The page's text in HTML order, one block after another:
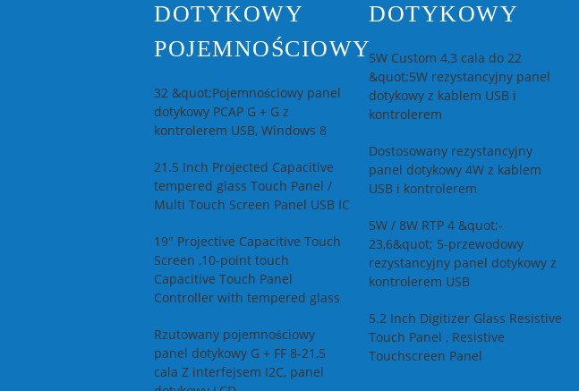
DOTYKOWY
POJEMNOŚCIOWY
32 &quot;Pojemnościowy panel
dotykowy PCAP G + G z
kontrolerem USB, Windows 8
21.5 Inch Projected Capacitive
tempered glass Touch Panel /
Multi Touch Screen Panel USB IC
19" Projective Capacitive Touch
Screen ,10-point touch
Capacitive Touch Panel
Controller with tempered glass
Rzutowany pojemnościowy
panel dotykowy G + FF 8-21,5
cala Z interfejsem I2C, panel
DOTYKOWY
5W Custom 4,3 cala do 22
&quot;5W rezystancyjny panel
dotykowy z kablem USB i
kontrolerem
Dostosowany rezystancyjny
panel dotykowy 4W z kablem
USB i kontrolerem
5W / 8W RTP 4 &quot;-
23,6&quot; 5-przewodowy
rezystancyjny panel dotykowy z
kontrolerem USB
5.2 Inch Digitizer Glass Resistive
Touch Panel , Resistive
Touchscreen Panel